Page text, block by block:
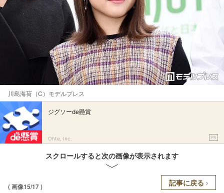
川島海荷（C）モデルプレス
ジグソーde懸賞
Ohte, Inc. PR
スクロールすると次の画像が表示されます
( 画像15/17 ) 記事に戻る